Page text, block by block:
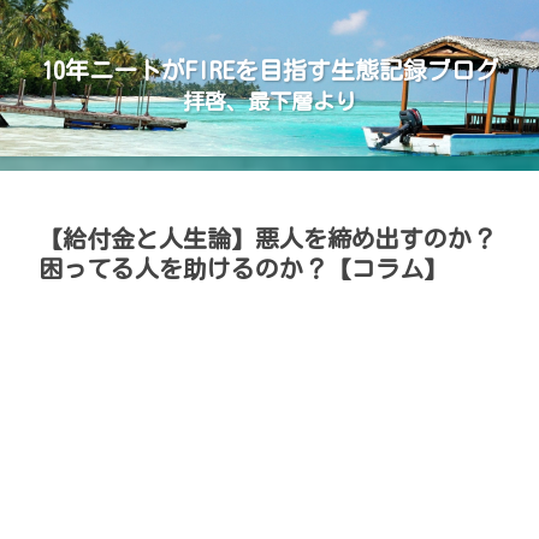
10年ニートがFIREを目指す生態記録ブログ
拝啓、最下層より
【給付金と人生論】悪人を締め出すのか？
困ってる人を助けるのか？【コラム】